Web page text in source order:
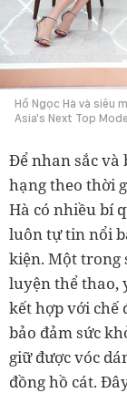
Hồ Ngọc Hà và siêu
Asia's Next Top
Để nhan sắc và
hạng theo thời
Hà có nhiều bí
luôn tự tin nổi
kiện. Một trong
luyện thể thao,
kết hợp với chế
bảo đảm sức
giữ được vóc
đồng hồ cát.